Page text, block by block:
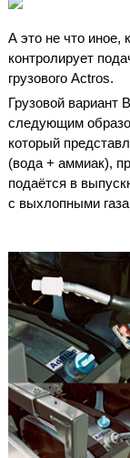
А это не что иное,
контролирует
грузового Actros.
Грузовой вариант
следующим
который
(вода + аммиак),
подаётся в
с выхлопными